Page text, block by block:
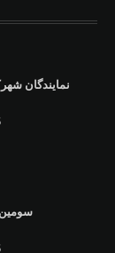
نمايندگان